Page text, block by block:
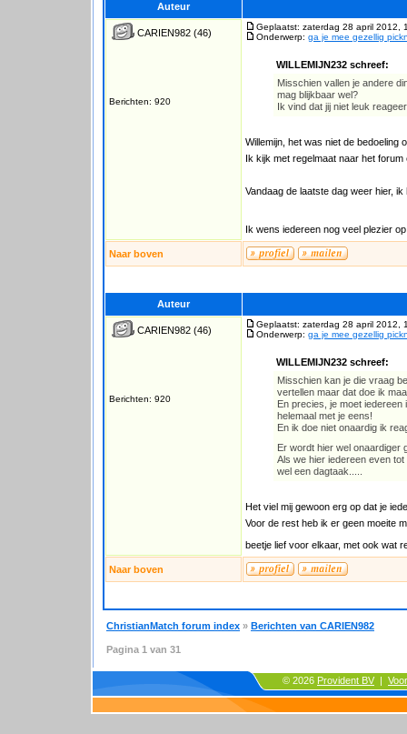
Auteur
CARIEN982 (46)
Berichten: 920
Geplaatst: zaterdag 28 april 2012,
Onderwerp: ga je mee gezellig
WILLEMIJN232 schreef:
Misschien vallen je andere
mag blijkbaar wel?
Ik vind dat jij niet leuk
Willemijn, het was niet de
Ik kijk met regelmaat naar het forum
Vandaag de laatste dag weer hier,
Ik wens iedereen nog veel plezier
Naar boven
Auteur
CARIEN982 (46)
Berichten: 920
Geplaatst: zaterdag 28 april 2012,
Onderwerp: ga je mee gezellig
WILLEMIJN232 schreef:
Misschien kan je die vraag
vertellen maar dat doe ik
En precies, je moet
helemaal met je eens!
En ik doe niet onaardig ik
Er wordt hier wel onaardiger
Als we hier iedereen even
wel een dagtaak.....
Het viel mij gewoon erg op dat je
Voor de rest heb ik er geen moeite
beetje lief voor elkaar, met ook wat
Naar boven
ChristianMatch forum index » Berichten van CARIEN982
Pagina 1 van 31
© 2026 Provident BV |